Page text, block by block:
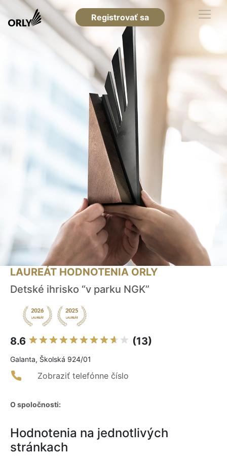
Registrovať sa
LAUREÁT HODNOTENIA ORLY
Detské ihrisko “v parku NGK”
8.6 (13)
Galanta, Školská 924/01
Zobraziť telefónne číslo
O spoločnosti:
Hodnotenia na jednotlivých
stránkach